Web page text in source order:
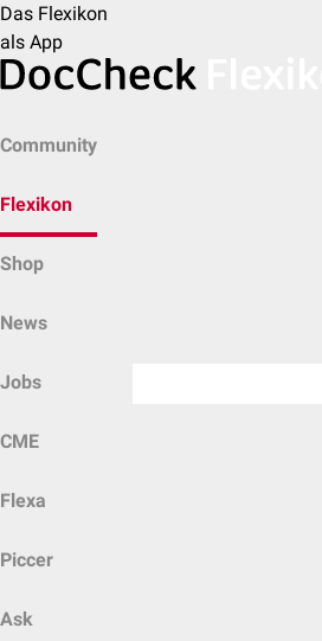
Das Flexikon
als App
Community
Flexikon
Shop
News
Jobs
CME
Flexa
Piccer
Ask